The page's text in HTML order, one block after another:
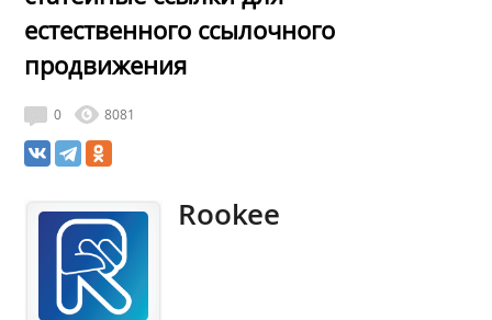
естественного ссылочного
продвижения
0 8081
Rookee